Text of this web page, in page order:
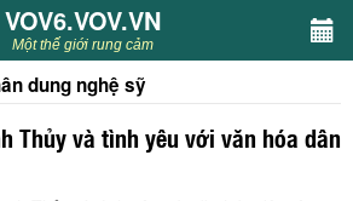
VOV6.VOV.VN
Một thế giới rung cảm
dung nghệ sỹ
Thủy và tình yêu với văn hóa dân